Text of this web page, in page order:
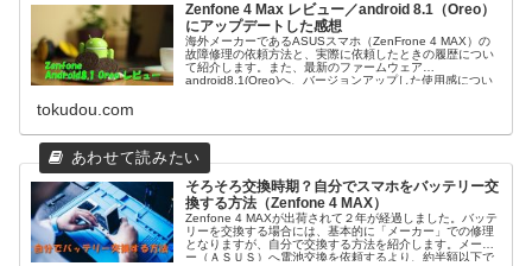
Zenfone 4 Max レビュー／android 8.1（Oreo）
にアップデートした感想
海外メーカーであるASUSスマホ（ZenFrone 4 MAX）の
故障修理の依頼方法と、実際に依頼したときの履歴につい
て紹介します。また、最新のファームウェア
android8.1(Oreo)へ、バージョンアップした使用感につい
tokudou.com
そろそろ交換時期？自分でスマホをバッテリー交
換する方法（Zenfone 4 MAX）
Zenfone 4 MAXが出荷されて２年が経過しました。バッテ
リーを交換する場合には、基本的に「メーカー」での修理
となりますが、自分で交換する方法を紹介します。メーカ
ー（ＡＳＵＳ）へ電池交換を依頼するより、約半額以下で